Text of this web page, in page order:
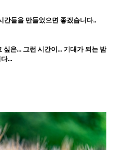
간들을 만들었으면 좋겠습니다..
은... 그런 시간이... 기대가 되는 밤
...